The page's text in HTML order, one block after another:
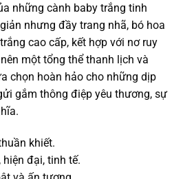
những cành baby trắng tinh
nhưng đầy trang nhã, bó hoa
cao cấp, kết hợp với nơ ruy
một tổng thể thanh lịch và
chọn hoàn hảo cho những dịp
gắm thông điệp yêu thương, sự
khiết.
đại, tinh tế.